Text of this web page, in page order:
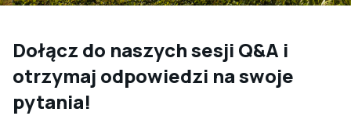
Dołącz do naszych sesji Q&A i
otrzymaj odpowiedzi na swoje
pytania!